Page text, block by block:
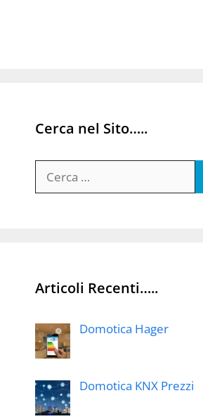
Cerca nel Sito…..
per:
Articoli Recenti…..
Domotica Hager
Domotica KNX Prezzi